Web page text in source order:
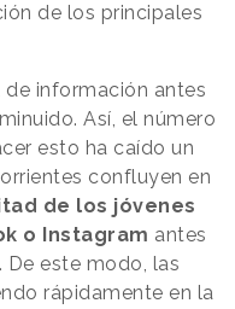
de los principales
información antes
Así, el número
esto ha caído un
confluyen en
de los jóvenes
o Instagram antes
De este modo, las
rápidamente en la